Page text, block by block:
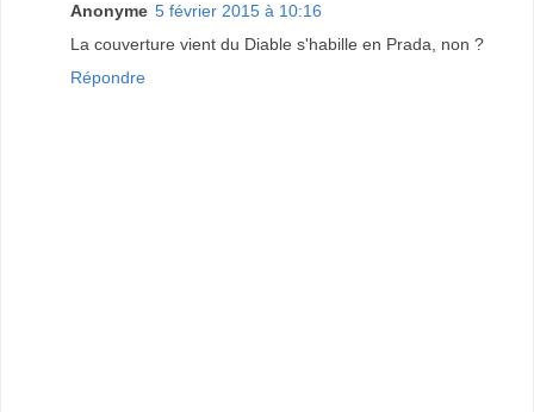
Anonyme 5 février 2015 à 10:16
La couverture vient du Diable s'habille en Prada, non ?
Répondre